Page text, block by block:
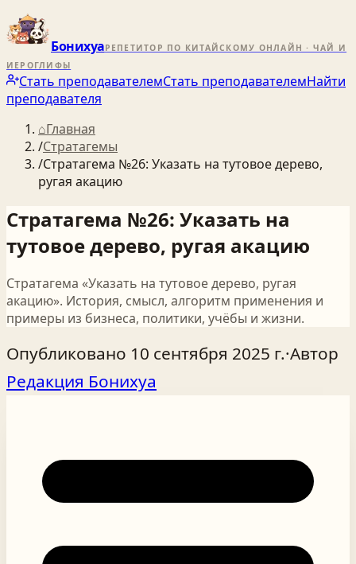
БонихуаРЕПЕТИТОР ПО КИТАЙСКОМУ ОНЛАЙН · ЧАЙ И
ИЕРОГЛИФЫ
Стать преподавателемСтать преподавателемНайти
преподавателя
⌂Главная
/Стратагемы
/Стратагема №26: Указать на тутовое дерево,
ругая акацию
Стратагема №26: Указать на
тутовое дерево, ругая акацию
Стратагема «Указать на тутовое дерево, ругая
акацию». История, смысл, алгоритм применения и
примеры из бизнеса, политики, учёбы и жизни.
Опубликовано 10 сентября 2025 г.·Автор
Редакция Бонихуа